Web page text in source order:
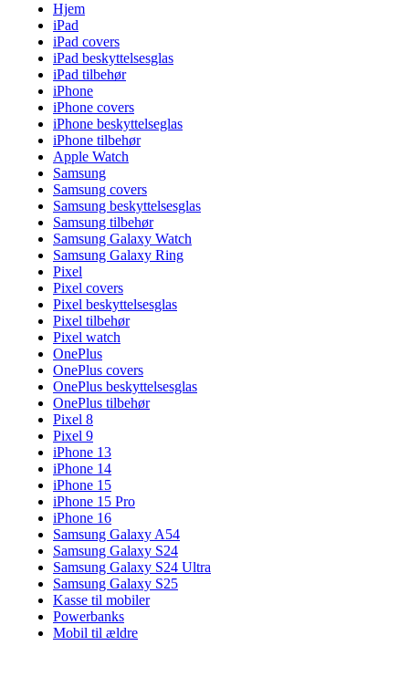
Hjem
iPad
iPad covers
iPad beskyttelsesglas
iPad tilbehør
iPhone
iPhone covers
iPhone beskyttelseglas
iPhone tilbehør
Apple Watch
Samsung
Samsung covers
Samsung beskyttelsesglas
Samsung tilbehør
Samsung Galaxy Watch
Samsung Galaxy Ring
Pixel
Pixel covers
Pixel beskyttelsesglas
Pixel tilbehør
Pixel watch
OnePlus
OnePlus covers
OnePlus beskyttelsesglas
OnePlus tilbehør
Pixel 8
Pixel 9
iPhone 13
iPhone 14
iPhone 15
iPhone 15 Pro
iPhone 16
Samsung Galaxy A54
Samsung Galaxy S24
Samsung Galaxy S24 Ultra
Samsung Galaxy S25
Kasse til mobiler
Powerbanks
Mobil til ældre